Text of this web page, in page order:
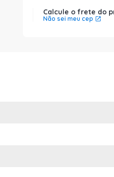
Calcule o frete do
Não sei meu cep